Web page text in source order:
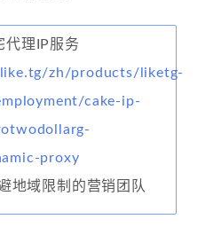
代理IP服务
zh/products/liketg-
cake-ip-
proxy
地域限制的营销团队